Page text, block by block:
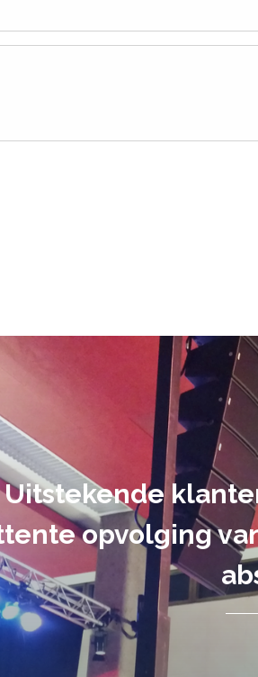
audiovisuele
uit handen
tot in